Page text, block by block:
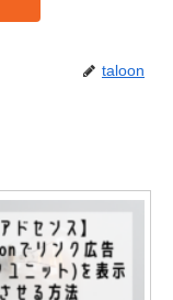
taloon